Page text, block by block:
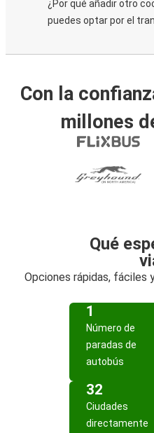
¿Por qué añadir otro
puedes optar por el
Con la
millones
Qué
Opciones rápidas, fáciles
1
Número de
paradas de
autobús
32
Ciudades
directamente